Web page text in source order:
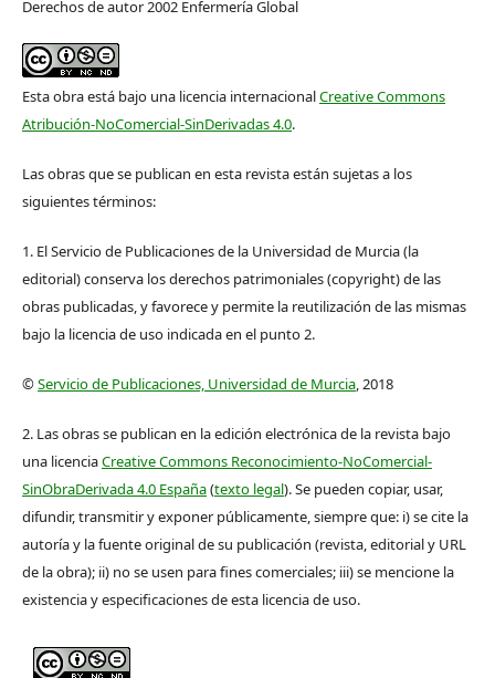
Derechos de autor 2002 Enfermería Global
Esta obra está bajo una licencia internacionalCreative Commons
Atribución-NoComercial-SinDerivadas 4.0.
Las obras que se publican en esta revista están sujetas a los
siguientes términos:
1. El Servicio de Publicaciones de la Universidad de Murcia (la
editorial) conserva los derechos patrimoniales (copyright) de las
obras publicadas, y favorece y permite la reutilización de las mismas
bajo la licencia de uso indicada en el punto 2.
©Servicio de Publicaciones, Universidad de Murcia , 2018
2. Las obras se publican en la edición electrónica de la revista bajo
una licenciaCreative Commons Reconocimiento-NoComercial-
SinObraDerivada 4.0 España(texto legal). Se pueden copiar, usar,
difundir, transmitir y exponer públicamente, siempre que: i) se cite la
autoría y la fuente original de su publicación (revista, editorial y URL
de la obra); ii) no se usen para fines comerciales; iii) se mencione la
existencia y especificaciones de esta licencia de uso.